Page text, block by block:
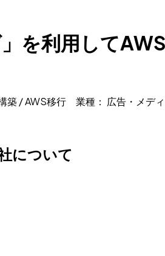
を利用して
築 / AWS移行 業種： 広告・メデ
について